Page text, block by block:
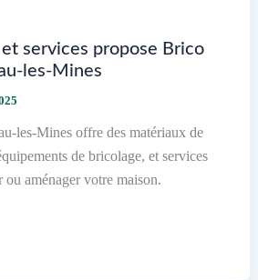
services propose Brico
les-Mines
les-Mines offre des matériaux de
de bricolage, et services
aménager votre maison.